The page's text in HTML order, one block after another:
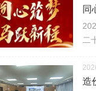
同
二
造